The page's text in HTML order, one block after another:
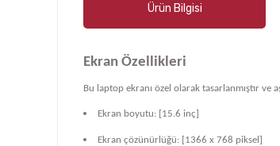
Ürün Bilgisi
Ekran Özellikleri
Bu laptop ekranı özel olarak tasarlanmıştır ve
Ekran boyutu: [15.6 inç]
Ekran çözünürlüğü: [1366 x 768 piksel]